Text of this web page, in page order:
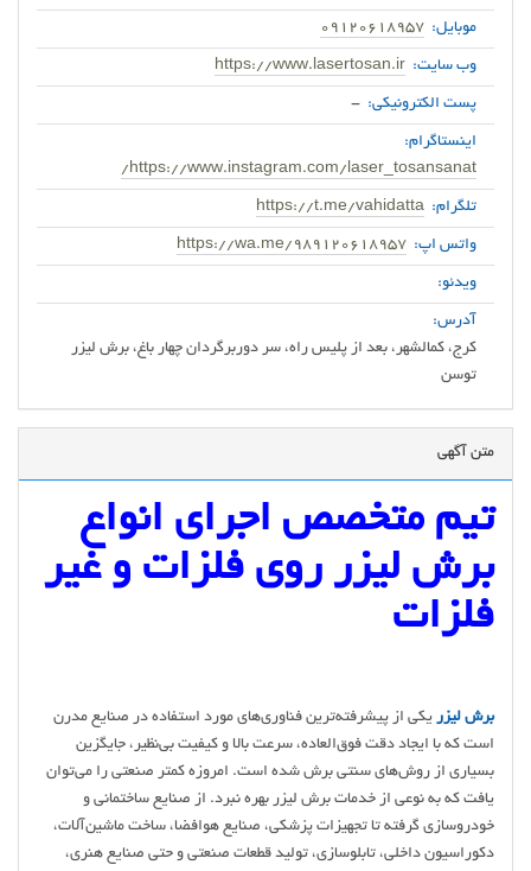
موبایل: 09120618957
وب سایت: https://www.lasertosan.ir
پست الکترونیکی: -
اینستاگرام:
https://www.instagram.com/laser_tosansanat/
تلگرام: https://t.me/vahidatta
واتس اپ: https://wa.me/989120618957
ویدئو:
آدرس:
کرج، کمالشهر، بعد از پلیس راه، سر دوربرگردان چهار باغ، برش لیزر
توسن
متن آگهی
تیم متخصص اجرای انواع
برش لیزر روی فلزات و غیر
فلزات
برش لیزر یکی از پیشرفته‌ترین فناوری‌های مورد استفاده در صنایع مدرن
است که با ایجاد دقت فوق‌العاده، سرعت بالا و کیفیت بی‌نظیر، جایگزین
بسیاری از روش‌های سنتی برش شده است. امروزه کمتر صنعتی را می‌توان
یافت که به نوعی از خدمات برش لیزر بهره نبرد. از صنایع ساختمانی و
خودروسازی گرفته تا تجهیزات پزشکی، صنایع هوافضا، ساخت ماشین‌آلات،
دکوراسیون داخلی، تابلوسازی، تولید قطعات صنعتی و حتی صنایع هنری،